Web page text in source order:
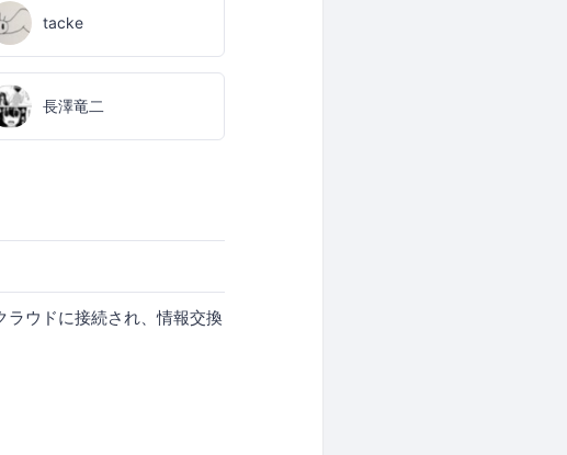
tacke
長澤竜二
ラウドに接続され、情報交換